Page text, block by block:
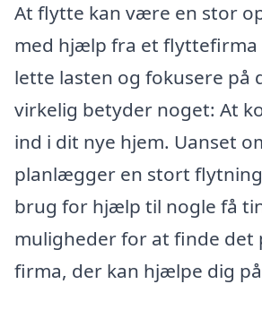
At flytte kan være en stor
med hjælp fra et flyttefirma
lette lasten og fokusere på
virkelig betyder noget: At
ind i dit nye hjem. Uanset
planlægger en stort
brug for hjælp til nogle få
muligheder for at finde det
firma, der kan hjælpe dig